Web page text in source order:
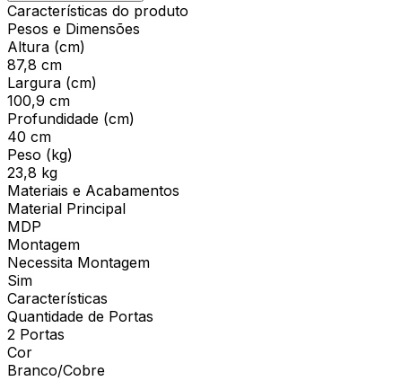
Características do produto
Pesos e Dimensões
Altura (cm)
87,8 cm
Largura (cm)
100,9 cm
Profundidade (cm)
40 cm
Peso (kg)
23,8 kg
Materiais e Acabamentos
Material Principal
MDP
Montagem
Necessita Montagem
Sim
Características
Quantidade de Portas
2 Portas
Cor
Branco/Cobre